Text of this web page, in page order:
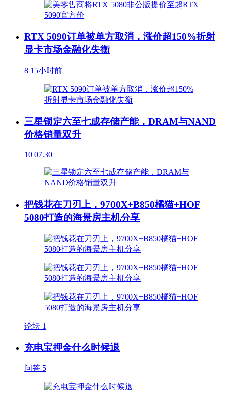
RTX 5090订单被单方取消，涨价超150%折射
显卡市场金融化失衡
8 15小时前
三星锁定六至七成存储产能，DRAM与NAND
价格销量双升
10 07.30
把钱花在刀刃上，9700X+B850橘猫+HOF
5080打造的海景房主机分享
论坛 1
充电宝押金什么时候退
问答 5